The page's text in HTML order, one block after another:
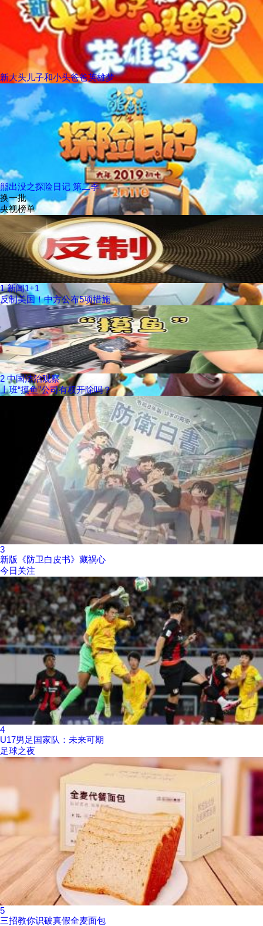
新大头儿子和小头爸爸英雄梦
熊出没之探险日记 第二季
换一批
央视榜单
1 新闻1+1
反制美国！中方公布5项措施
2 中国法治观察
上班“摸鱼”公司有权开除吗？
3
新版《防卫白皮书》藏祸心
今日关注
4
U17男足国家队：未来可期
足球之夜
5
三招教你识破真假全麦面包